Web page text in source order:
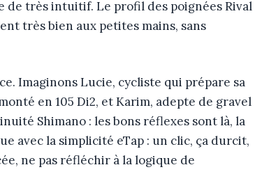
de très intuitif. Le profil des poignées Rival
très bien aux petites mains, sans
Imaginons Lucie, cycliste qui prépare sa
en 105 Di2, et Karim, adepte de gravel
Shimano : les bons réflexes sont là, la
avec la simplicité eTap : un clic, ça durcit,
ne pas réfléchir à la logique de